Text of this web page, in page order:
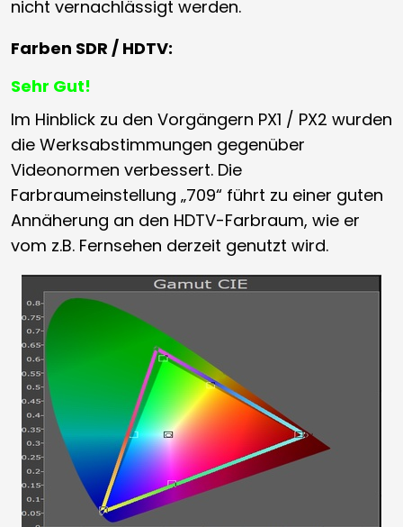
nicht vernachlässigt werden.
Farben SDR / HDTV:
Sehr Gut!
Im Hinblick zu den Vorgängern PX1 / PX2 wurden
die Werksabstimmungen gegenüber
Videonormen verbessert. Die
Farbraumeinstellung „709“ führt zu einer guten
Annäherung an den HDTV-Farbraum, wie er
vom z.B. Fernsehen derzeit genutzt wird.